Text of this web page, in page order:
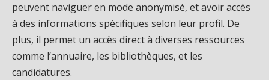
peuvent naviguer en mode anonymisé, et avoir accès
à des informations spécifiques selon leur profil. De
plus, il permet un accès direct à diverses ressources
comme l’annuaire, les bibliothèques, et les
candidatures.